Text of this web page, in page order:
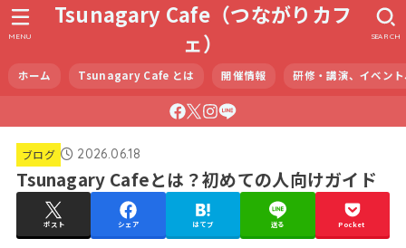
Tsunagary Cafe（つながりカフ
ェ）
ホーム Tsunagary Cafe とは 開催情報 研修・講演、イベン
SEARCH
MENU
ブログ 2026.06.18
Tsunagary Cafeとは？初めての人向けガイド
ポスト シェア はてブ 送る Pocket